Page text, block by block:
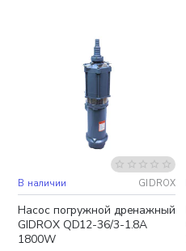
Бесплатная доставка
В наличии GIDROX
Насос погружной дренажный
GIDROX QD12-36/3-1.8A
1800W